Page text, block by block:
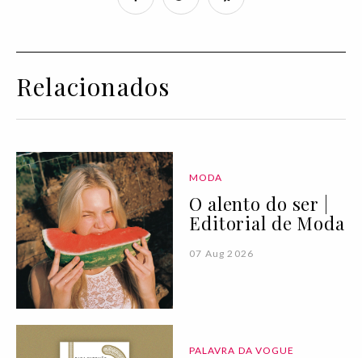
Relacionados
MODA
O alento do ser |
Editorial de Moda
07 Aug 2026
PALAVRA DA VOGUE